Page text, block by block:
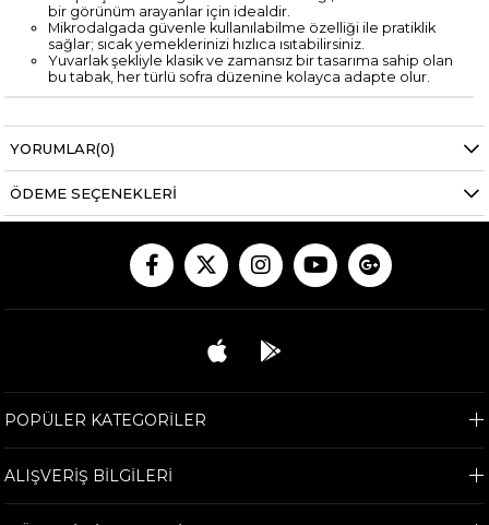
bir görünüm arayanlar için idealdir.
Mikrodalgada güvenle kullanılabilme özelliği ile pratiklik
sağlar; sıcak yemeklerinizi hızlıca ısıtabilirsiniz.
Yuvarlak şekliyle klasik ve zamansız bir tasarıma sahip olan
bu tabak, her türlü sofra düzenine kolayca adapte olur.
YORUMLAR(0)
ÖDEME SEÇENEKLERI
POPÜLER KATEGORİLER
ALIŞVERİŞ BİLGİLERİ